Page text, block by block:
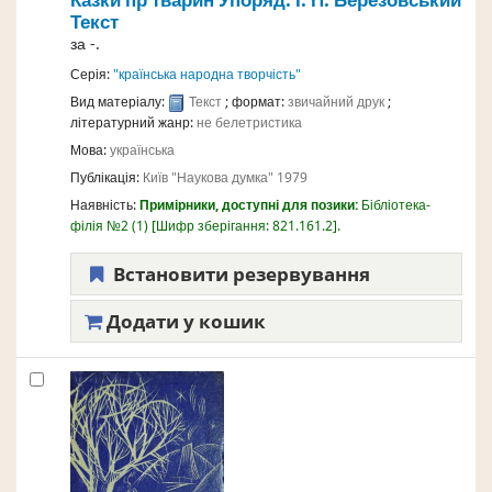
Текст
за-.
Серія:"країнська народна творчість"
Вид матеріалу:
Текст; формат:звичайний друк;
літературний жанр:не белетристика
Мова:українська
Публікація: Київ"Наукова думка" 1979
Наявність:Примірники, доступні для позики: Бібліотека-
філія №2(1) Шифр зберігання:821.161.2 .
Встановити резервування
Додати у кошик